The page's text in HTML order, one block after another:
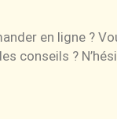
en ligne ?
conseils ?